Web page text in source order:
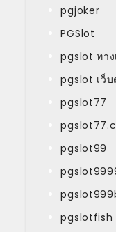
pgjoker
PGSlot
pgslot ทาง
pgslot เว็บ
pgslot77
pgslot99
pgslotfish